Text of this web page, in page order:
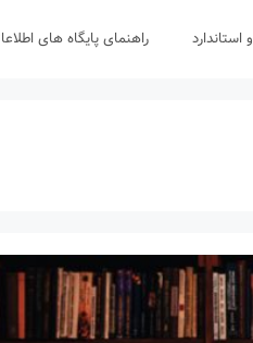
راهنمای پایگاه های